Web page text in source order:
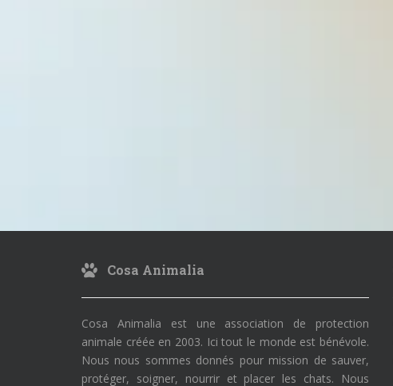
Cosa Animalia
Cosa Animalia est une association de protection
animale créée en 2003. Ici tout le monde est bénévole.
Nous nous sommes donnés pour mission de sauver,
protéger, soigner, nourrir et placer les chats. Nous